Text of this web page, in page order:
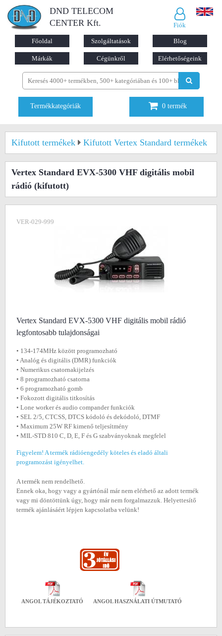
DND TELECOM
CENTER Kft.
Fiók
Főoldal Szolgáltatások Blog
Márkák Cégünkről Elérhetőségeink
Termékkategóriák 0 termék
Kifutott termékek Kifutott Vertex Standard termékek
Vertex Standard EVX-5300 VHF digitális mobil
rádió (kifutott)
VER-029-999
Vertex Standard EVX-5300 VHF digitális mobil rádió
legfontosabb tulajdonságai
• 134-174MHz között programozható
• Analóg és digitális (DMR) funkciók
• Numerikus csatornakijelzés
• 8 programozható csatorna
• 6 programozható gomb
• Fokozott digitális titkosítás
• Lone worker és audio compander funkciók
• SEL 2/5, CTCSS, DTCS kódoló és dekódoló, DTMF
• Maximum 25W RF kimenő teljesítmény
• MIL-STD 810 C, D, E, F és G szabványoknak megfelel
Figyelem! A termék rádióengedély köteles és eladó általi
programozást igényelhet.
A termék nem rendelhető.
Ennek oka, hogy vagy a gyártónál már nem elérhető az adott termék
vagy mi döntöttünk úgy, hogy már nem forgalmazzuk. Helyettesítő
termék ajánlásáért lépjen kapcsolatba velünk!
ANGOL TÁJÉKOZTATÓ ANGOL HASZNÁLATI ÚTMUTATÓ